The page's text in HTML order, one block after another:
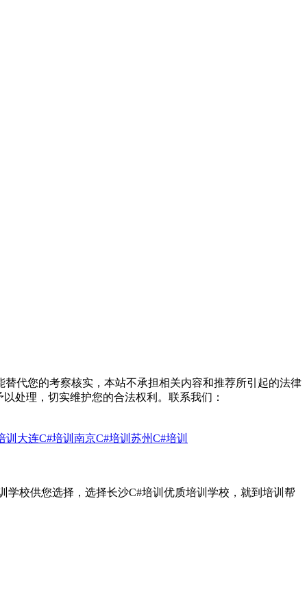
代您的考察核实，本站不承担相关内容和推荐所引起的法律
处理，切实维护您的合法权利。联系我们：
训 大连C#培训 南京C#培训 苏州C#培训
学校供您选择，选择长沙C#培训优质培训学校，就到培训帮